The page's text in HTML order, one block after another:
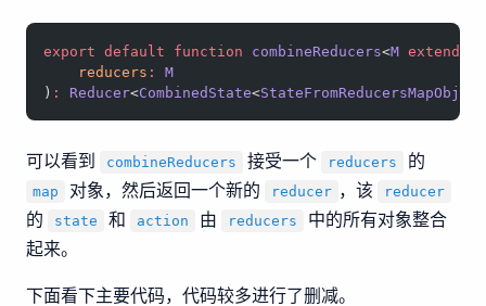
export default function combineReducers<M extends
    reducers
:
M
) : Reducer<CombinedState<StateFromReducersMapObject
可以看到 combineReducers 接受一个 reducers 的
map 对象，然后返回一个新的 reducer ，该 reducer
的 state 和 action 由 reducers
中的所有对象整合
起来。
下面看下主要代码，代码较多进行了删减。